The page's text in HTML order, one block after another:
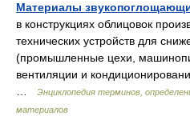
Материалы
в конструкциях облицовок
технических устройств для
(промышленные цехи,
вентиляции и
Энциклопедия терминов,
материалов